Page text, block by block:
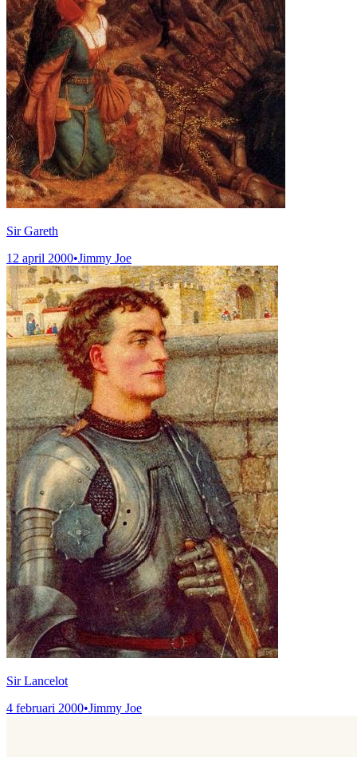
Sir Gareth
12 april 2000•Jimmy Joe
Sir Lancelot
4 februari 2000•Jimmy Joe